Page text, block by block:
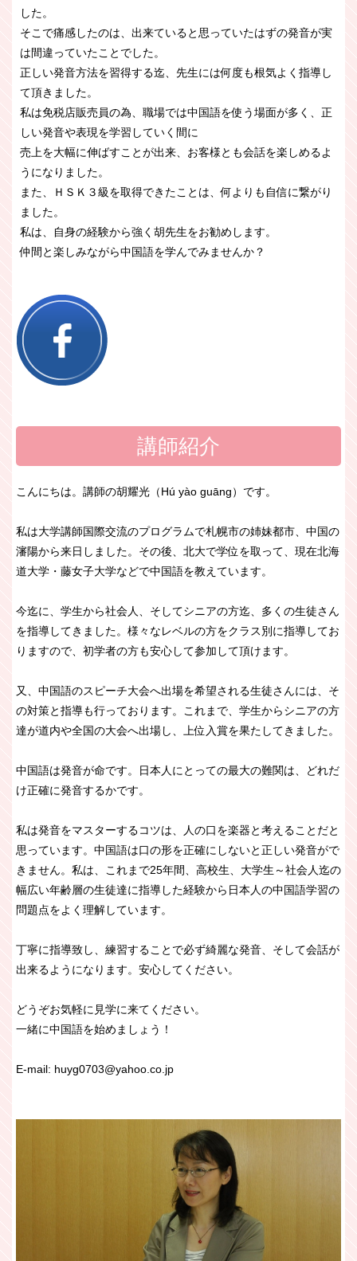
した。
そこで痛感したのは、出来ていると思っていたはずの発音が実
は間違っていたことでした。
正しい発音方法を習得する迄、先生には何度も根気よく指導し
て頂きました。
私は免税店販売員の為、職場では中国語を使う場面が多く、正
しい発音や表現を学習していく間に
売上を大幅に伸ばすことが出来、お客様とも会話を楽しめるよ
うになりました。
また、ＨＳＫ３級を取得できたことは、何よりも自信に繋がり
ました。
私は、自身の経験から強く胡先生をお勧めします。
仲間と楽しみながら中国語を学んでみませんか？
講師紹介
こんにちは。講師の胡耀光（Hú yào guāng）です。
私は大学講師国際交流のプログラムで札幌市の姉妹都市、中国の
瀋陽から来日しました。その後、北大で学位を取って、現在北海
道大学・藤女子大学などで中国語を教えています。
今迄に、学生から社会人、そしてシニアの方迄、多くの生徒さん
を指導してきました。様々なレベルの方をクラス別に指導してお
りますので、初学者の方も安心して参加して頂けます。
又、中国語のスピーチ大会へ出場を希望される生徒さんには、そ
の対策と指導も行っております。これまで、学生からシニアの方
達が道内や全国の大会へ出場し、上位入賞を果たしてきました。
中国語は発音が命です。日本人にとっての最大の難関は、どれだ
け正確に発音するかです。
私は発音をマスターするコツは、人の口を楽器と考えることだと
思っています。中国語は口の形を正確にしないと正しい発音がで
きません。私は、これまで25年間、高校生、大学生～社会人迄の
幅広い年齢層の生徒達に指導した経験から日本人の中国語学習の
問題点をよく理解しています。
丁寧に指導致し、練習することで必ず綺麗な発音、そして会話が
出来るようになります。安心してください。
どうぞお気軽に見学に来てください。
一緒に中国語を始めましょう！
E-mail: huyg0703@yahoo.co.jp